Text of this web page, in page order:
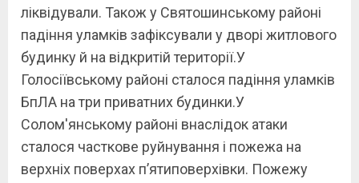
ліквідували. Також у Святошинському районі
падіння уламків зафіксували у дворі житлового
будинку й на відкритій території.У
Голосіївському районі сталося падіння уламків
БпЛА на три приватних будинки.У
Солом'янському районі внаслідок атаки
сталося часткове руйнування і пожежа на
верхніх поверхах п’ятиповерхівки. Пожежу